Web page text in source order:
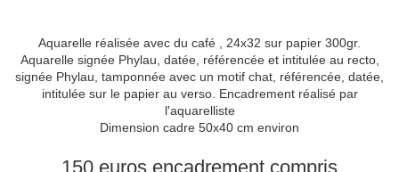
Aquarelle réalisée avec du café , 24x32 sur papier 300gr.
Aquarelle signée Phylau, datée, référencée et intitulée au recto,
signée Phylau, tamponnée avec un motif chat, référencée, datée,
intitulée sur le papier au verso. Encadrement réalisé par
l'aquarelliste
Dimension cadre 50x40 cm environ
150 euros encadrement compris